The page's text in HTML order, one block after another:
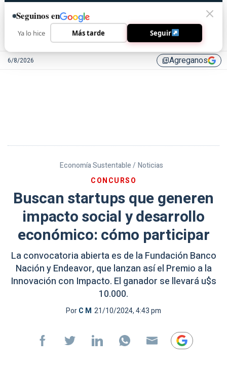
6/8/2026 library_addAgreganos
Economía Sustentable / Noticias
CONCURSO
Buscan startups que generen
impacto social y desarrollo
económico: cómo participar
La convocatoria abierta es de la Fundación Banco
Nación y Endeavor, que lanzan así el Premio a la
Innovación con Impacto. El ganador se llevará u$s
10.000.
PorC M 21/10/2024, 4:43 pm
Seguinos en
Ya lo hice Más tarde Seguir